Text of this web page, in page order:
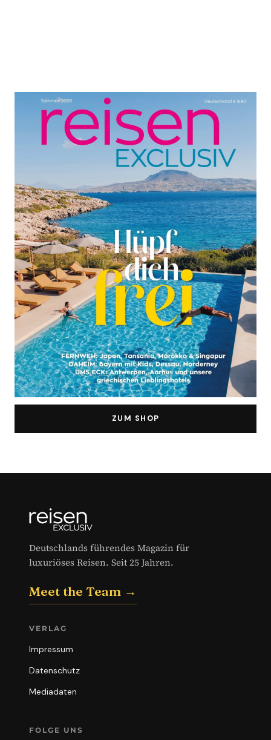
ZUM SHOP
Deutschlands führendes Magazin für
luxuriöses Reisen. Seit 25 Jahren.
Meet the Team →
VERLAG
Impressum
Datenschutz
Mediadaten
FOLGE UNS